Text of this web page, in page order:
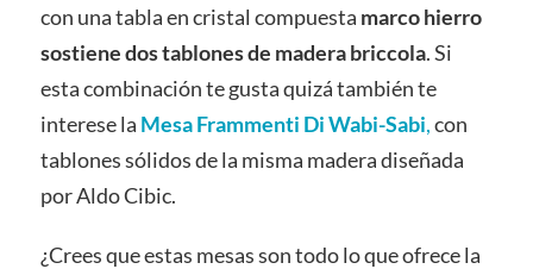
con una tabla en cristal compuesta marco hierro
sostiene dos tablones de madera briccola. Si
esta combinación te gusta quizá también te
interese la Mesa Frammenti Di Wabi-Sabi,con
tablones sólidos de la misma madera diseñada
por Aldo Cibic.
¿Crees que estas mesas son todo lo que ofrece la